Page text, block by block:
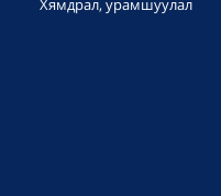
Хямдрал, урамшуулал